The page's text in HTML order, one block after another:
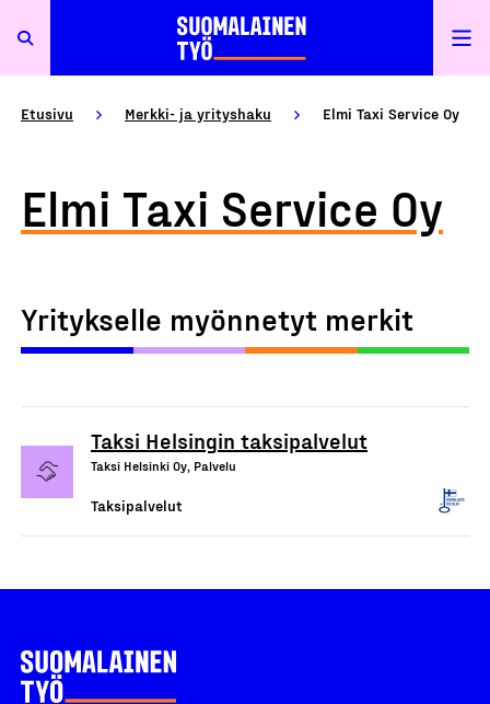
Etusivu Merkki- ja yrityshaku Elmi Taxi Service Oy
Elmi Taxi Service Oy
Yritykselle myönnetyt merkit
Taksi Helsingin taksipalvelut
Taksi Helsinki Oy, Palvelu
Taksipalvelut